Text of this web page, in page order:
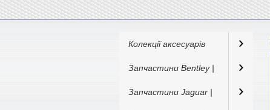
Колекції аксесуарів
Запчастини Bentley |
Запчастини Jaguar |